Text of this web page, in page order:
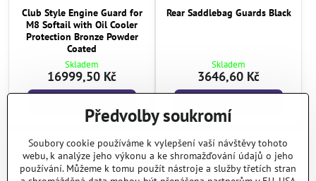
Club Style Engine Guard for
M8 Softail with Oil Cooler
Protection Bronze Powder
Coated
Skladem
16999,50 Kč
Rear Saddlebag Guards Black
Skladem
3646,60 Kč
Další produkty
Předvolby soukromí
Soubory cookie používáme k vylepšení vaší návštěvy tohoto
webu, k analýze jeho výkonu a ke shromažďování údajů o jeho
používání. Můžeme k tomu použít nástroje a služby třetích stran